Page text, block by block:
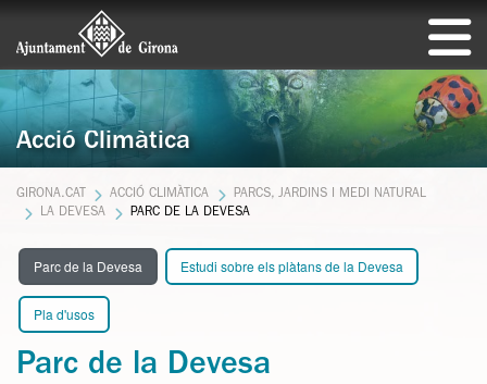
Acció Climàtica
GIRONA.CAT ACCIÓ CLIMÀTICA
PARCS, JARDINS I MEDI NATURAL
LA DEVESA
PARC DE LA DEVESA
Parc de la Devesa Estudi sobre els plàtans de la Devesa
Pla d'usos
Parc de la Devesa